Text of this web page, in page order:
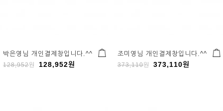
박은영님 개인결제창입니다.^^
128,952원 128,952원
조미영님 개인결제창입니다.^^
373,110원 373,110원